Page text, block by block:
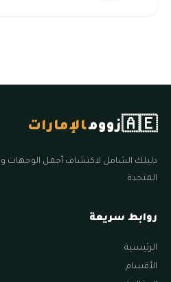
🇦🇪زوومالإمارات
دليلك الشامل لاكتشاف أجمل الوجهات
المتحدة.
روابط سريعة
الرئيسية
الأقسام